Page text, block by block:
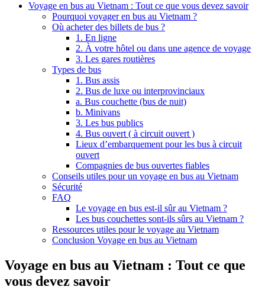
Voyage en bus au Vietnam : Tout ce que vous devez savoir
Pourquoi voyager en bus au Vietnam ?
Où acheter des billets de bus ?
1. En ligne
2. À votre hôtel ou dans une agence de voyage
3. Les gares routières
Types de bus
1. Bus assis
2. Bus de luxe ou interprovinciaux
a. Bus couchette (bus de nuit)
b. Minivans
3. Les bus publics
4. Bus ouvert ( à circuit ouvert )
Lieux d’embarquement pour les bus à circuit
ouvert
Compagnies de bus ouvertes fiables
Conseils utiles pour un voyage en bus au Vietnam
Sécurité
FAQ
Le voyage en bus est-il sûr au Vietnam ?
Les bus couchettes sont-ils sûrs au Vietnam ?
Ressources utiles pour le voyage au Vietnam
Conclusion Voyage en bus au Vietnam
Voyage en bus au Vietnam : Tout ce que
vous devez savoir